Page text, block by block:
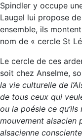
Spindler y occupe
Laugel lui propose
ensemble, ils
nom de « cercle St
Le cercle de ces
soit chez Anselme,
la vie culturelle de
de tous ceux qui
ou la poésie ce
mouvement alsacien
alsacienne